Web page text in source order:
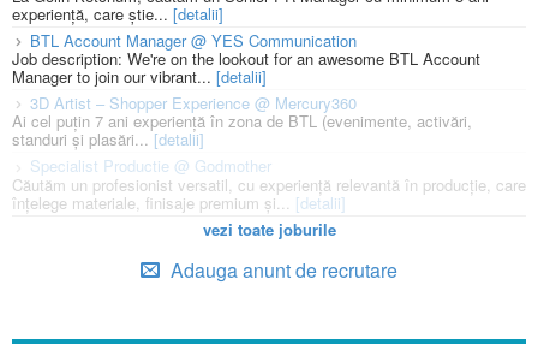
experiență, care știe... [detalii]
BTL Account Manager @ YES Communication
Job description: We're on the lookout for an awesome BTL Account
Manager to join our vibrant... [detalii]
3D Artist – Shopper Experience @ Mercury360
Ai cel puțin 7 ani experiență în zona de BTL (evenimente, activări,
standuri și plasări... [detalii]
Specialist Productie @ Godmother
Căutăm un profesionist versatil, cu experiență relevantă în producție, care
înțelege materiale, finisaje premium și... [detalii]
vezi toate joburile
Adauga anunt de recrutare